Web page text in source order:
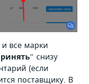
все марки
” снизу
(если
поставщику. В